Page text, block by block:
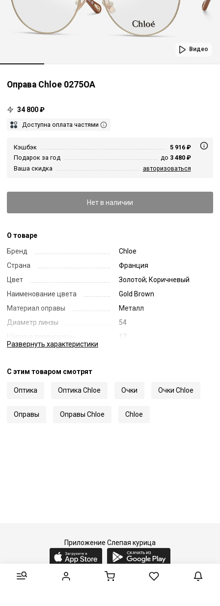
Видео
Оправа Chloe 0275OA
34 800 ₽
Доступна оплата частями
Кэшбэк
5 916 ₽
Подарок за год
до 3 480 ₽
Ваша скидка
авторизоваться
Нет в наличии
О товаре
Бренд
Chloe
Страна
Франция
Цвет
Золотой; Коричневый
Наименование цвета
Gold Brown
Материал оправы
Металл
Диаметр линзы
54
Ширина переносицы
17
Развернуть характеристики
С этим товаром смотрят
Оптика Оптика Chloe Очки Очки Chloe
Оправы Оправы Chloe Chloe
Приложение Слепая курица
2015-2026 © Слепая курица - fashion concept store.